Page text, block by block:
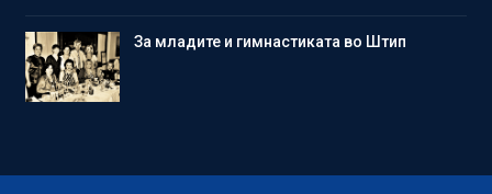
Зa младите и гимнастиката во Штип